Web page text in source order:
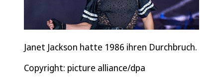
Janet Jackson hatte 1986 ihren Durchbruch.
Copyright: picture alliance/dpa